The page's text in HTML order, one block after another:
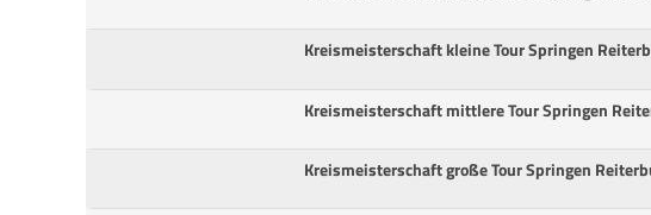
Kreismeisterschaft kleine Tour Springen
Kreismeisterschaft mittlere Tour Springen
Kreismeisterschaft große Tour Springen